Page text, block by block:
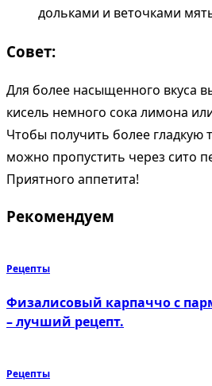
дольками и веточками
Совет:
Для более насыщенного вкуса
кисель немного сока лимона
Чтобы получить более гладкую
можно пропустить через сито
Приятного аппетита!
Рекомендуем
Рецепты
Физалисовый карпаччо с
– лучший рецепт.
Рецепты